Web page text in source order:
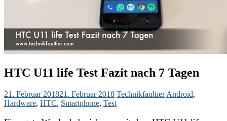
HTC U11 life Test Fazit nach 7 Tagen
21. Februar 201821. Februar 2018 Technikfaultier Android,
Hardware, HTC, Smartphone, Test